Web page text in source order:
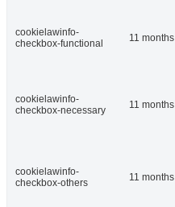
cookielawinfo-
checkbox-functional
11 months
cookielawinfo-
checkbox-necessary
11 months
cookielawinfo-
checkbox-others
11 months